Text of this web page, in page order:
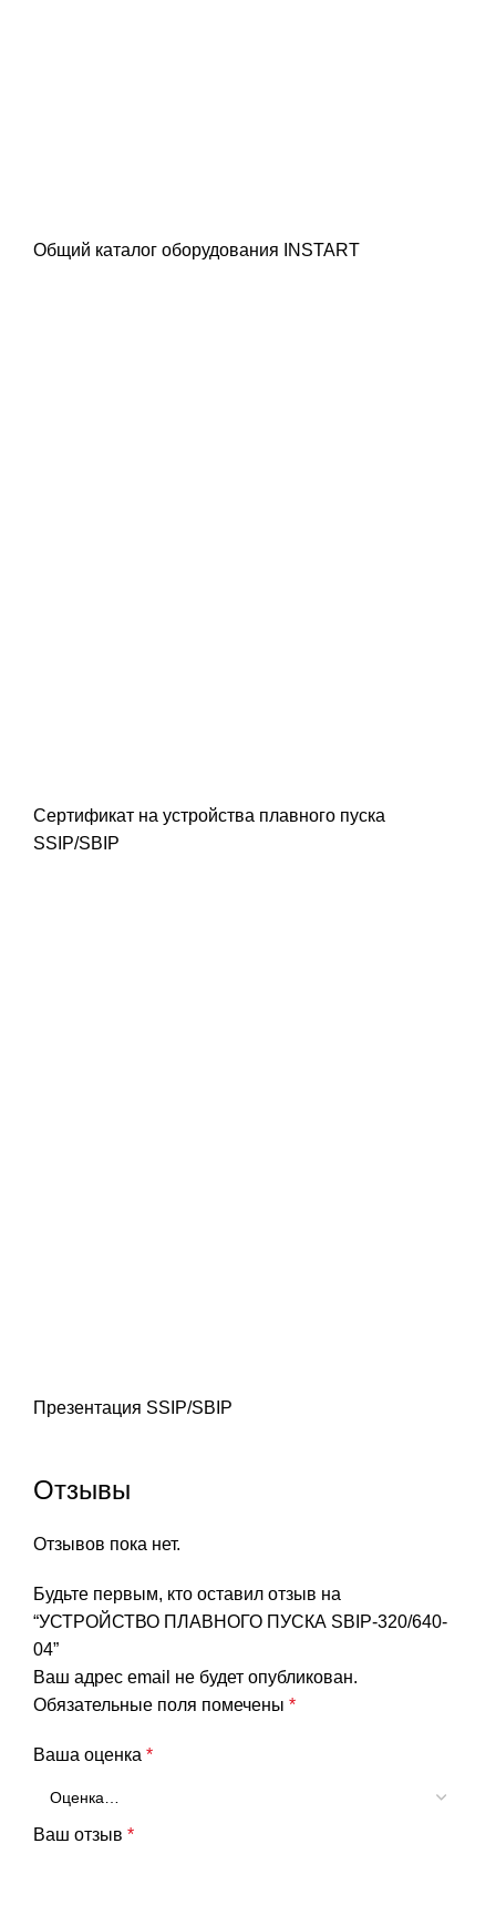
Общий каталог оборудования INSTART
Сертификат на устройства плавного пуска
SSIP/SBIP
Презентация SSIP/SBIP
Отзывы
Отзывов пока нет.
Будьте первым, кто оставил отзыв на
“УСТРОЙСТВО ПЛАВНОГО ПУСКА SBIP-320/640-
04”
Ваш адрес email не будет опубликован.
Обязательные поля помечены *
Ваша оценка *
Ваш отзыв *